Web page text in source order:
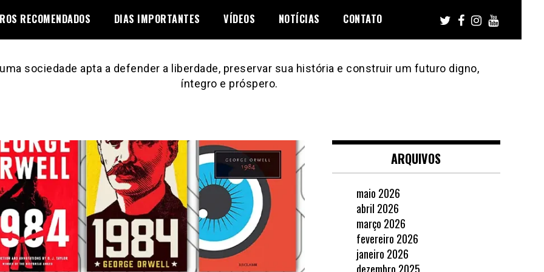
RECOMENDADOS DIAS IMPORTANTES VÍDEOS NOTÍCIAS CONTATO
sociedade apta a defender a liberdade, preservar sua história e construir um futuro digno,
íntegro e próspero.
ARQUIVOS
maio 2026
abril 2026
março 2026
fevereiro 2026
janeiro 2026